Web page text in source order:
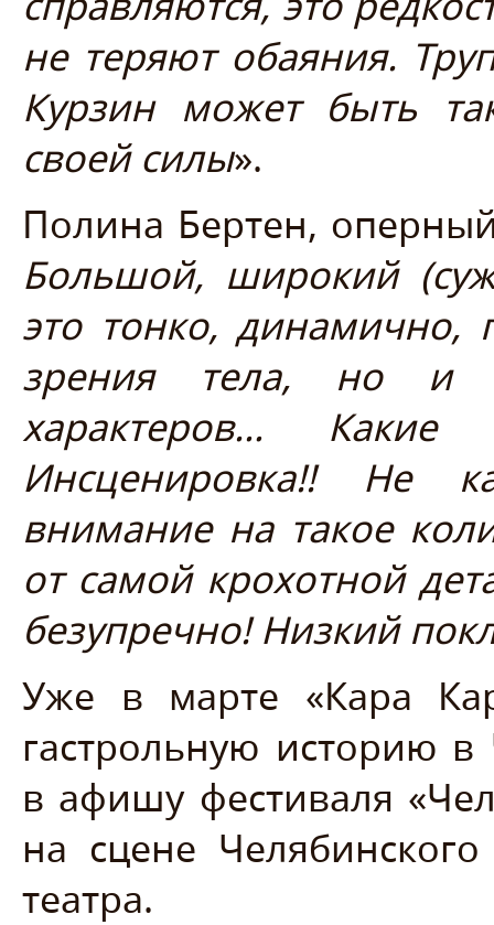
не теряют обаяния.
Курзин может быть
своей силы».
Полина Бертен,
Большой, широкий
это тонко, динамично,
зрения тела, но и
характеров…
Инсценировка!! Не
внимание на такое
от самой крохотной
безупречно! Низкий
Уже в марте «Кара
гастрольную историю
в афишу фестиваля
на сцене
театра.